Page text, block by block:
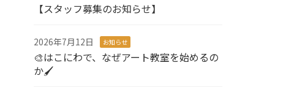
【スタッフ募集のお知らせ】
2026年7月12日 お知らせ
🎨はこにわで、なぜアート教室を始めるの
か🖌️